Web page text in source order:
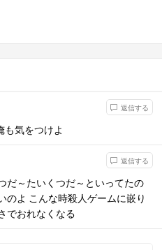
返信する
も気をつけよ
返信する
だ～たいくつだ～といってたの
のよ こんな時殺人ゲームに嵌り
でおれなくなる